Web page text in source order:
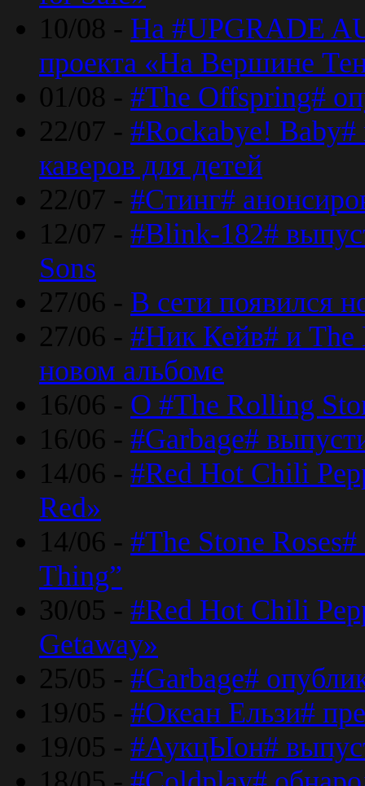
10/08 - На #UPGRADE
проекта «На Вершине
01/08 - #The Offspring#
22/07 - #Rockabye!
каверов для детей
22/07 - #Стинг#
12/07 - #Blink-182#
Sons
27/06 - В сети появился
27/06 - #Ник Кейв# и The
новом альбоме
16/06 - О #The Rolling
16/06 - #Garbage#
14/06 - #Red Hot Chili
Red»
14/06 - #The Stone
Thing”
30/05 - #Red Hot Chili
Getaway»
25/05 - #Garbage#
19/05 - #Океан Ельзи#
19/05 - #АукцЫон#